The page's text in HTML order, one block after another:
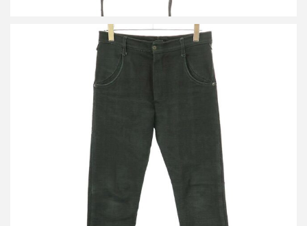
タイチムラカミ ヘビージャージー オーバーロックステッチパンツ
買取金額17,500円
詳しく見る